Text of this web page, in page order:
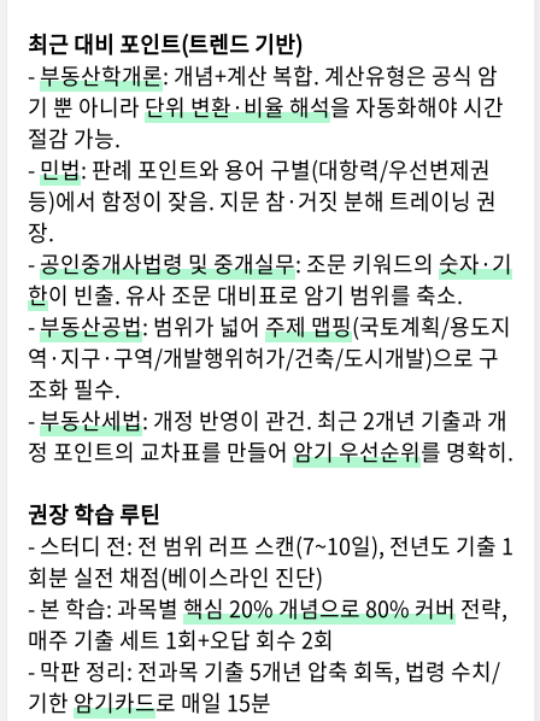
최근 대비 포인트(트렌드 기반)
-부동산학개론: 개념+계산 복합. 계산유형은 공식 암
기 뿐 아니라단위 변환·비율 해석을 자동화해야 시간
절감 가능.
-민법: 판례 포인트와 용어 구별(대항력/우선변제권
등)에서 함정이 잦음. 지문 참·거짓 분해 트레이닝 권
장.
-공인중개사법령 및 중개실무: 조문 키워드의 숫자·기
한이 빈출. 유사 조문 대비표로 암기 범위를 축소.
-부동산공법: 범위가 넓어 주제 맵핑(국토계획/용도지
역·지구·구역/개발행위허가/건축/도시개발)으로 구
조화 필수.
-부동산세법: 개정 반영이 관건. 최근 2개년 기출과 개
정 포인트의 교차표를 만들어 암기 우선순위를 명확히.
권장 학습 루틴
- 스터디 전: 전 범위 러프 스캔(7~10일), 전년도 기출 1
회분 실전 채점(베이스라인 진단)
- 본 학습: 과목별 핵심 20% 개념으로 80% 커버전략,
매주 기출 세트 1회+오답 회수 2회
- 막판 정리: 전과목 기출 5개년 압축 회독, 법령 수치/
기한암기카드로 매일 15분